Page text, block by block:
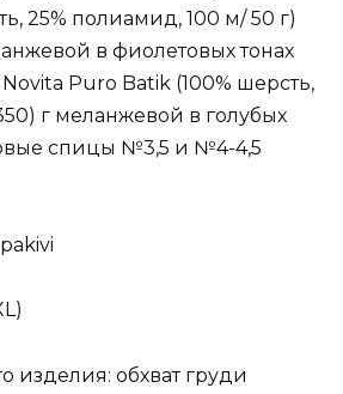
25% полиамид, 100 м/ 50 г)
в фиолетовых тонах
Puro Batik (100% шерсть,
г меланжевой в голубых
спицы №3,5 и №4-4,5
изделия: обхват груди